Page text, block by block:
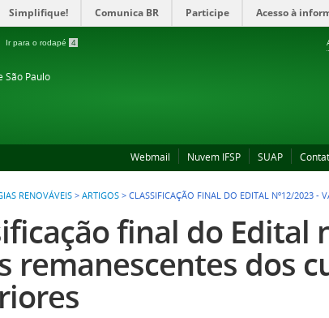
Simplifique! Comunica BR Participe Acesso à
Ir para o rodapé 4
São Paulo
Webmail Nuvem IFSP SUAP
RENOVÁVEIS > ARTIGOS > CLASSIFICAÇÃO FINAL DO EDITAL Nº12/2023 -
final do Edital
remanescentes dos